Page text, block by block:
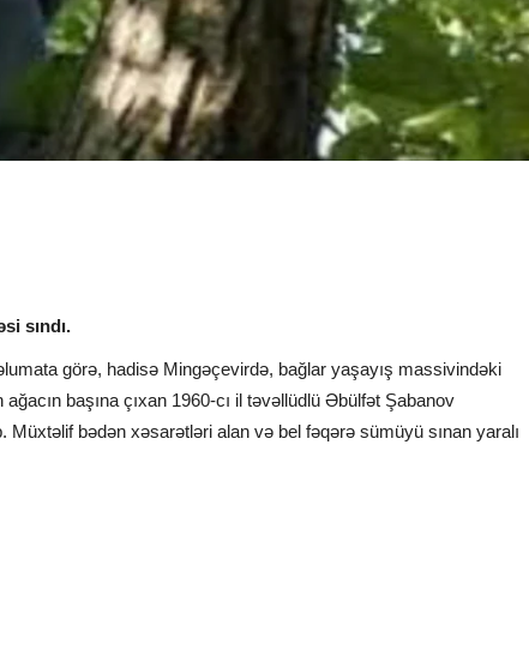
sındı.
görə, hadisə Mingəçevirdə, bağlar yaşayış massivindəki
başına çıxan 1960-cı il təvəllüdlü Əbülfət Şabanov
Müxtəlif bədən xəsarətləri alan və bel fəqərə sümüyü sınan yaralı